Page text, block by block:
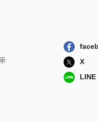
X
LINE